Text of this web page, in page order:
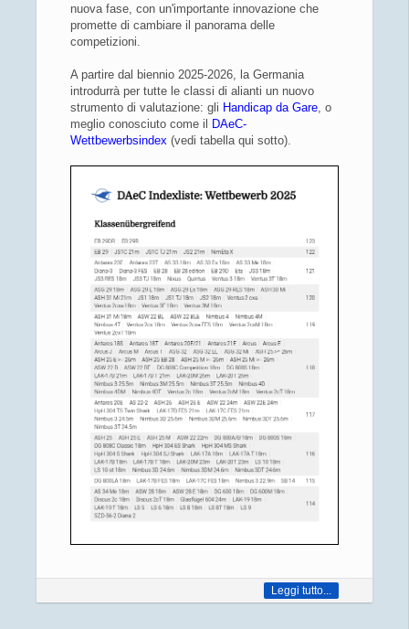
nuova fase, con un'importante innovazione che
promette di cambiare il panorama delle
competizioni.
A partire dal biennio 2025-2026, la Germania
introdurrà per tutte le classi di alianti un nuovo
strumento di valutazione: gli Handicap da Gare, o
meglio conosciuto come il DAeC-
Wettbewerbsindex (vedi tabella qui sotto).
Leggi tutto...